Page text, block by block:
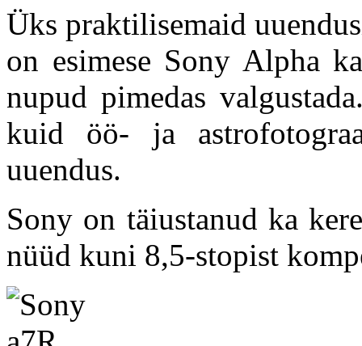
Üks praktilisemaid
on esimese Sony Alpha
nupud pimedas
kuid öö- ja
uuendus.
Sony on täiustanud ka
nüüd kuni 8,5-stopist